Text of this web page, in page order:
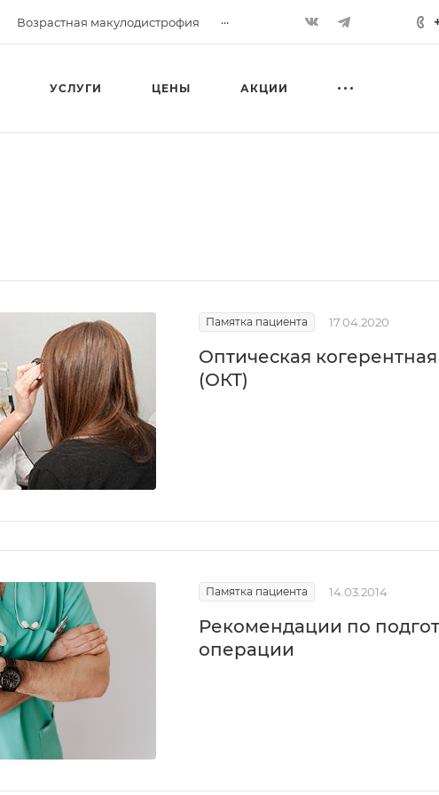
Возрастная макулодистрофия ...
УСЛУГИ ЦЕНЫ АКЦИИ
Памятка пациента 17.04.2020
Оптическая
(ОКТ)
Памятка пациента 14.03.2014
Рекомендации по
операции